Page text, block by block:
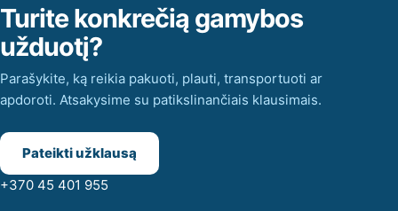
Turite konkrečią gamybos
užduotį?
Parašykite, ką reikia pakuoti, plauti, transportuoti ar
apdoroti. Atsakysime su patikslinančiais klausimais.
Pateikti užklausą
+370 45 401 955